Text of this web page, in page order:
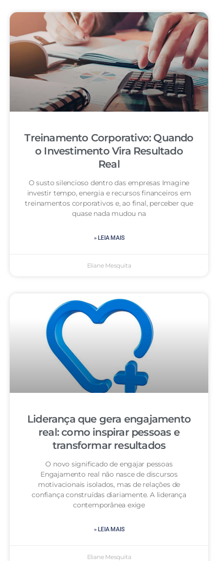
Treinamento Corporativo: Quando
o Investimento Vira Resultado
Real
O susto silencioso dentro das empresas Imagine
investir tempo, energia e recursos financeiros em
treinamentos corporativos e, ao final, perceber que
quase nada mudou na
» LEIA MAIS
Eliane Mesquita
Liderança que gera engajamento
real: como inspirar pessoas e
transformar resultados
O novo significado de engajar pessoas
Engajamento real não nasce de discursos
motivacionais isolados, mas de relações de
confiança construídas diariamente. A liderança
contemporânea exige
» LEIA MAIS
Eliane Mesquita